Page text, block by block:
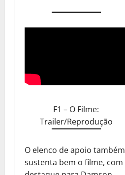
F1 – O Filme:
Trailer/Reprodução
O elenco de apoio também
sustenta bem o filme, com